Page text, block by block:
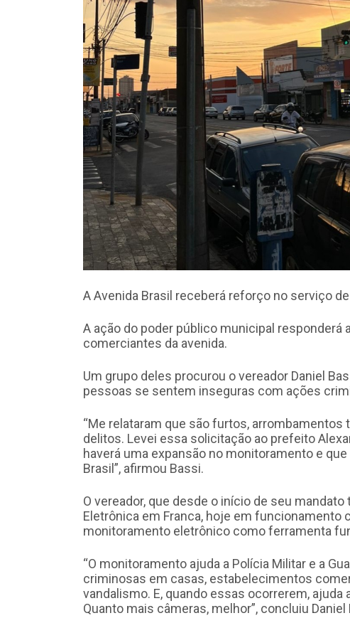
A Avenida Brasil receberá reforço no serviço
A ação do poder público municipal
comerciantes da avenida.
Um grupo deles procurou o vereador Daniel
pessoas se sentem inseguras com ações
“Me relataram que são furtos,
delitos. Levei essa solicitação ao prefeito
haverá uma expansão no monitoramento e
Brasil”, afirmou Bassi.
O vereador, que desde o início de seu
Eletrônica em Franca, hoje em funcionamento
monitoramento eletrônico como ferramenta
“O monitoramento ajuda a Polícia Militar e a
criminosas em casas, estabelecimentos
vandalismo. E, quando essas ocorrerem,
Quanto mais câmeras, melhor”, concluiu Daniel